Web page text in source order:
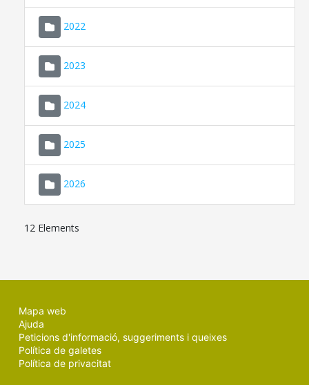
2022
2023
2024
2025
2026
12 Elements
Mapa web
Ajuda
Peticions d'informació, suggeriments i queixes
Política de galetes
Política de privacitat